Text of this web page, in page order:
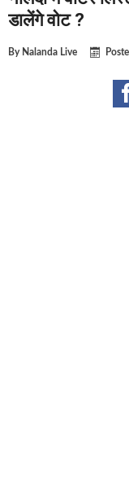
घूसखोर अफसरों पर
क्रिकेटर ईशान
बिहारवासियों के
डालेंगे वोट ?
By Nalanda Live